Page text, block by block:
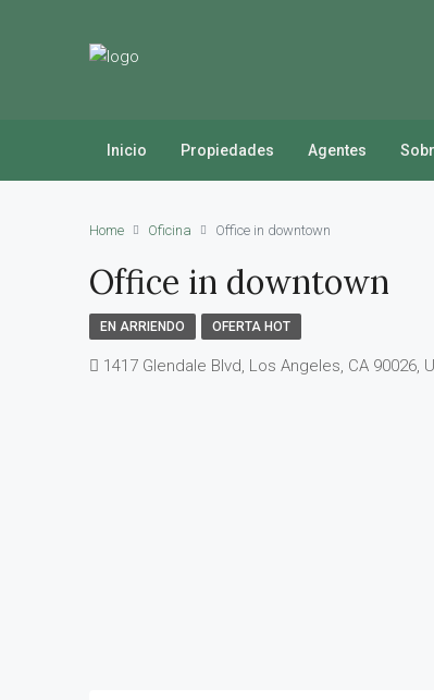
Inicio Propiedades Agentes
Home Oficina Office in downtown
Office in downtown
EN ARRIENDO OFERTA HOT
1417 Glendale Blvd, Los Angeles, CA 90026,